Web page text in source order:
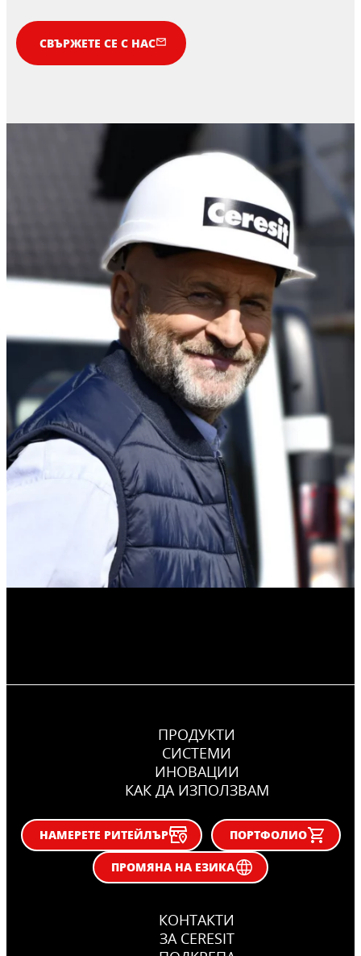
СВЪРЖЕТЕ СЕ С НАС
ПРОДУКТИ
СИСТЕМИ
ИНОВАЦИИ
КАК ДА ИЗПОЛЗВАМ
НАМЕРЕТЕ РИТЕЙЛЪР
ПОРТФОЛИО
ПРОМЯНА НА ЕЗИКА
КОНТАКТИ
ЗА CERESIT